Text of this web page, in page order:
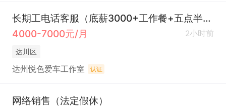
长期工电话客服（底薪3000+工作餐+五点半下班）
4000-7000元/月
2小时前
达川区
达州悦色爱车工作室 认证
网络销售（法定假休）